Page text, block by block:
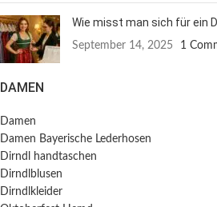
Wie misst man sich für ein
September 14, 2025 1
DAMEN
Damen
Damen Bayerische Lederhosen
Dirndl handtaschen
Dirndlblusen
Dirndlkleider